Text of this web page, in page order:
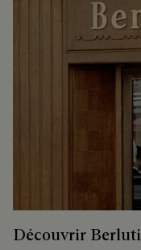
Découvrir Berluti